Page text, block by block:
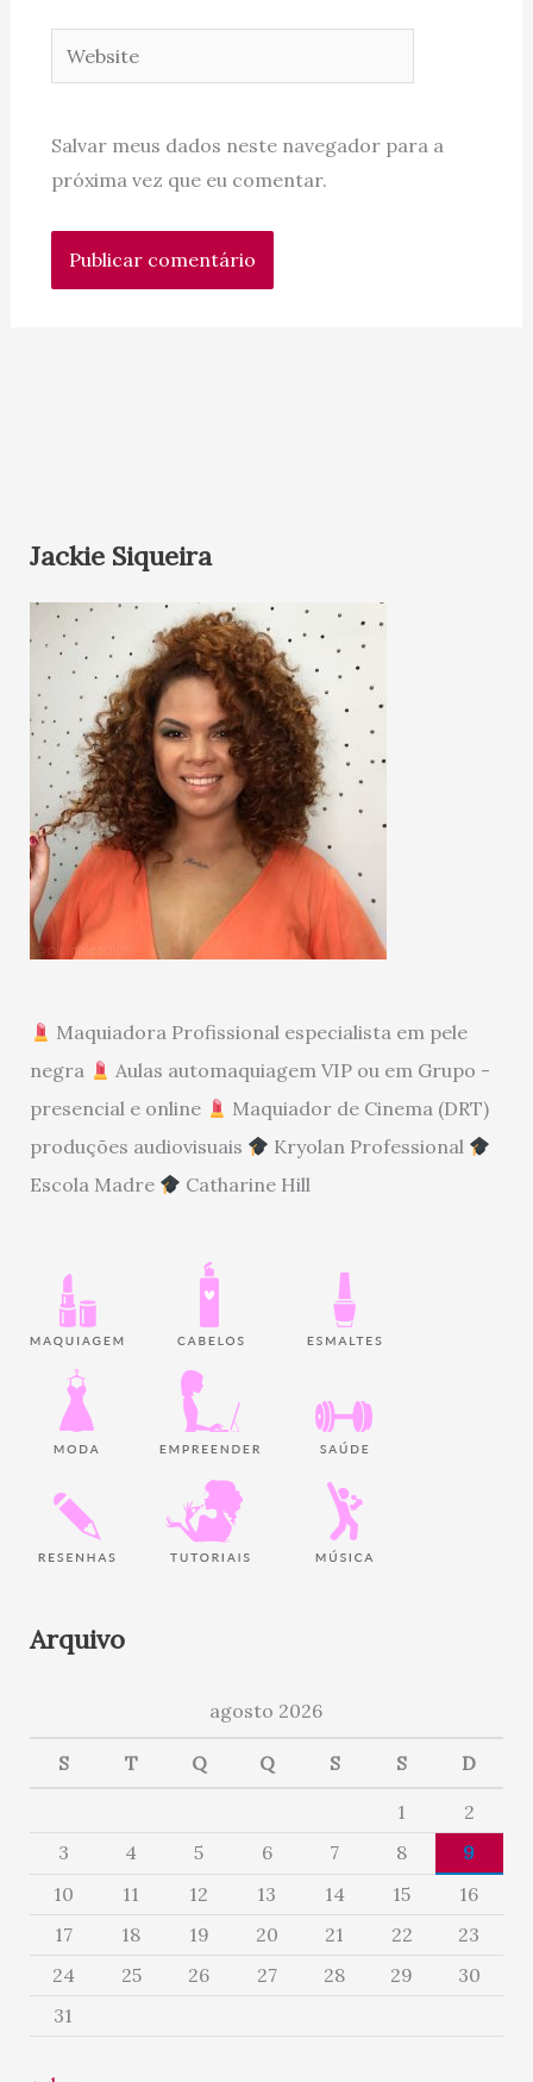
Website
Salvar meus dados neste navegador para a
próxima vez que eu comentar.
Jackie Siqueira
Maquiadora Profissional especialista em pele
negra
Aulas automaquiagem VIP ou em Grupo -
presencial e online
Maquiador de Cinema (DRT)
produções audiovisuais
Kryolan Professional
Escola Madre
Catharine Hill
Arquivo
agosto 2026
S T Q Q S S D
1
2
3
4 5 6 7 8
9
10
11 12 13 14 15
16
17
18 19 20 21 22
23
24
25 26 27 28 29
30
31